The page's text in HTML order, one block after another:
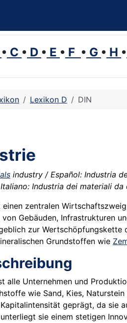
• C • D • E • F • G • H •
Lexikon D DIN
industry / Español: Industria
Industria dei materiali da
einen zentralen
Gebäuden, Infrastrukturen
zur Wertschöpfungskette
Grundstoffen wie
alle Unternehmen und
wie Sand, Kies,
geprägt, da
sie einem stetigen